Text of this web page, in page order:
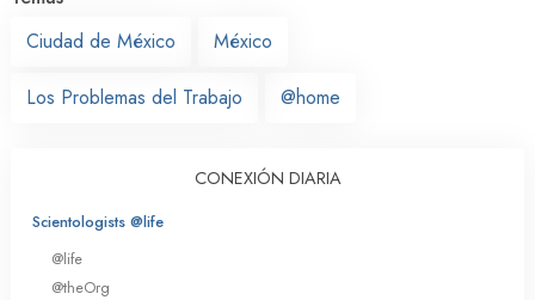
Ciudad de México
México
Los Problemas del Trabajo @home
CONEXIÓN DIARIA
Scientologists @life
@life
@theOrg